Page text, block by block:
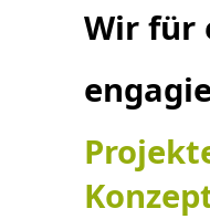
Wir für